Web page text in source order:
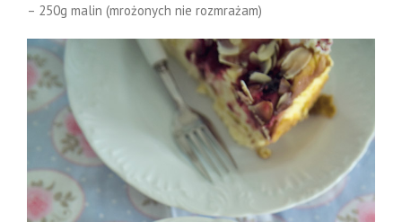
– 250g malin (mrożonych nie rozmrażam)